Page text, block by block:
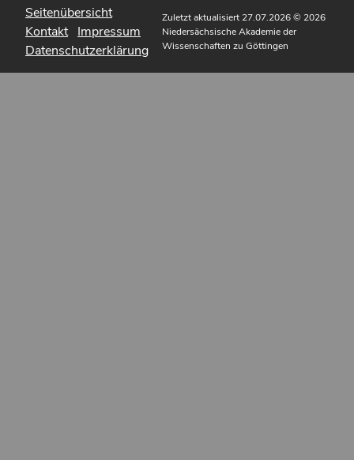
Seitenübersicht
Kontakt Impressum
Datenschutzerklärung
Zuletzt aktualisiert 27.07.2026© 2026
Niedersächsische Akademie der
Wissenschaften zu Göttingen